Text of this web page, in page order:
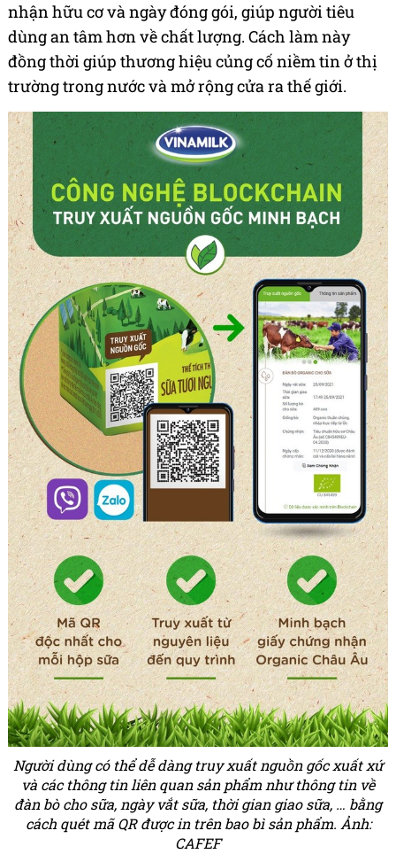
nhận hữu cơ và ngày đóng gói, giúp người tiêu
dùng an tâm hơn về chất lượng. Cách làm này
đồng thời giúp thương hiệu củng cố niềm tin ở thị
trường trong nước và mở rộng cửa ra thế giới.
Người dùng có thể dễ dàng truy xuất nguồn gốc xuất xứ
và các thông tin liên quan sản phẩm như thông tin về
đàn bò cho sữa, ngày vắt sữa, thời gian giao sữa, … bằng
cách quét mã QR được in trên bao bì sản phẩm. Ảnh:
CAFEF